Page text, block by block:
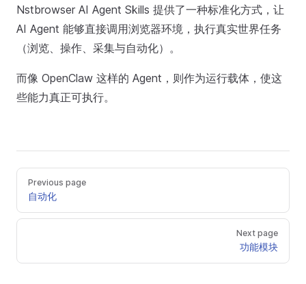
Nstbrowser AI Agent Skills 提供了一种标准化方式，让
AI Agent 能够直接调用浏览器环境，执行真实世界任务
（浏览、操作、采集与自动化）。
而像 OpenClaw 这样的 Agent，则作为运行载体，使这
些能力真正可执行。
Previous page
自动化
Next page
功能模块